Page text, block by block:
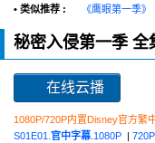
• 类似推荐 :
《鹰眼第一季》
秘密入侵第一季 全
在线云播
1080P/720P内置Disney官方繁
S01E01. 官中字幕 .1080P | 720P